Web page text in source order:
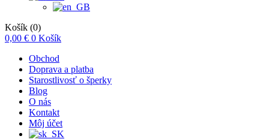
Košík (0)
0,00 € 0 Košík
Obchod
Doprava a platba
Starostlivosť o šperky
Blog
O nás
Kontakt
Môj účet